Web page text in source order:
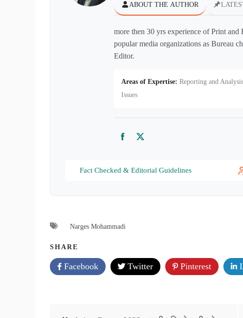
ABOUT THE AUTHOR
more then 30 yrs experience of Print
popular media organizations as Bureau
Editor.
Areas of Expertise: Reporting and
Issues
FacebookTwitter
Fact Checked & Editorial Guidelines
Narges Mohammadi
SHARE
Facebook Twitter Pinterest
Post